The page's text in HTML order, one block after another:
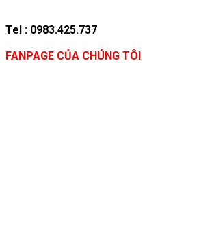
Tel : 0983.425.737
FANPAGE CỦA CHÚNG TÔI